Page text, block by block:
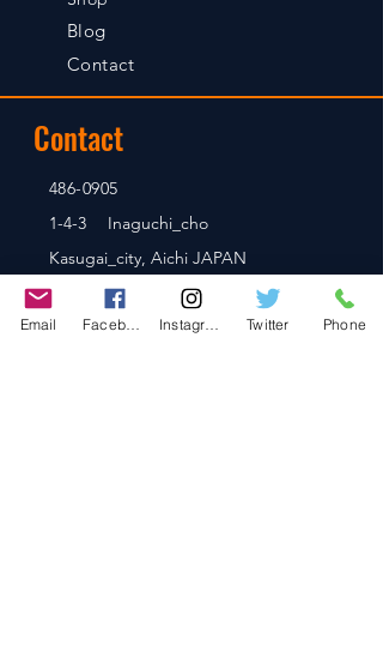
Blog
Contact
Contact
486-0905
1-4-3 Inaguchi_cho
Kasugai_city, Aichi JAPAN
Email Twitter Phone